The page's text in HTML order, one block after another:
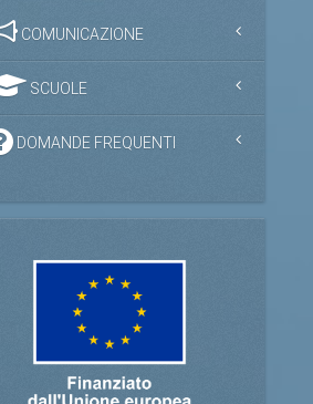
COMUNICAZIONE
SCUOLE
DOMANDE FREQUENTI